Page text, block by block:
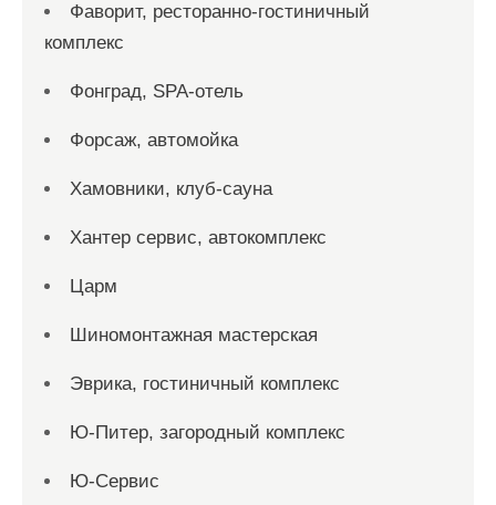
Фаворит, ресторанно-гостиничный
комплекс
Фонград, SPA-отель
Форсаж, автомойка
Хамовники, клуб-сауна
Хантер сервис, автокомплекс
Царм
Шиномонтажная мастерская
Эврика, гостиничный комплекс
Ю-Питер, загородный комплекс
Ю-Сервис